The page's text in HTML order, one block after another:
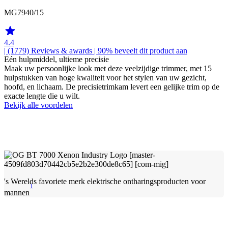
MG7940/15
4.4
| (1779) Reviews & awards | 90% beveelt dit product aan
Eén hulpmiddel, ultieme precisie
Maak uw persoonlijke look met deze veelzijdige trimmer, met 15
hulpstukken van hoge kwaliteit voor het stylen van uw gezicht,
hoofd, en lichaam. De precisietrimkam levert een gelijke trim op de
exacte lengte die u wilt.
Bekijk alle voordelen
's Werelds favoriete merk elektrische ontharingsproducten voor
mannen
1